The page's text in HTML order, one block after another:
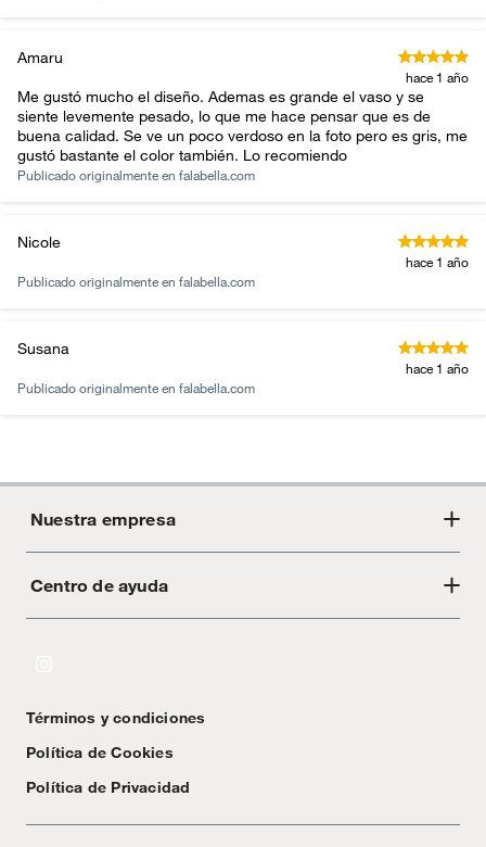
Amaru
hace 1 año
Me gustó mucho el diseño. Ademas es grande el vaso y se
siente levemente pesado, lo que me hace pensar que es de
buena calidad. Se ve un poco verdoso en la foto pero es gris, me
gustó bastante el color también. Lo recomiendo
Publicado originalmente en falabella.com
Nicole
hace 1 año
Publicado originalmente en falabella.com
Susana
hace 1 año
Publicado originalmente en falabella.com
Nuestra empresa
Acerca de Crate
Centro de ayuda
Textos Legales
Términos y condiciones
Política de Cookies
Política de Privacidad